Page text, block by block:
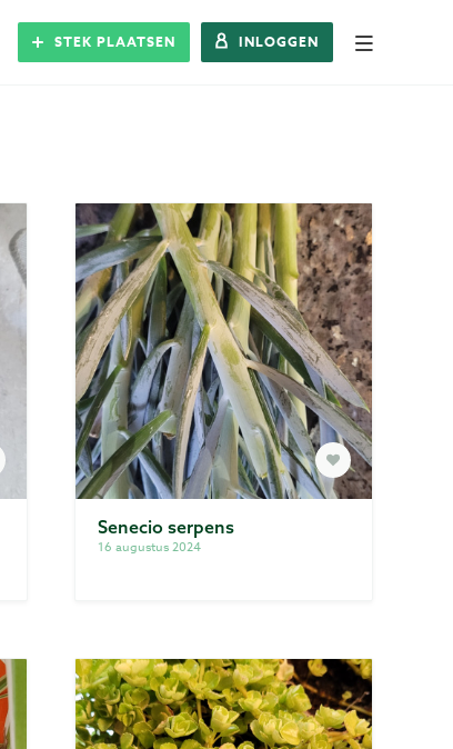
STEK PLAATSEN INLOGGEN
Inloggen
Registreren
Blog
Over Stek
Veelgestelde vragen
Privacy
Senecio serpens
16 augustus 2024